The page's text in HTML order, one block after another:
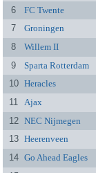
6
FC Twente
7
Groningen
8
Willem II
9
Sparta Rotterdam
10 Heracles
11
Ajax
12 NEC Nijmegen
13 Heerenveen
14 Go Ahead Eagles